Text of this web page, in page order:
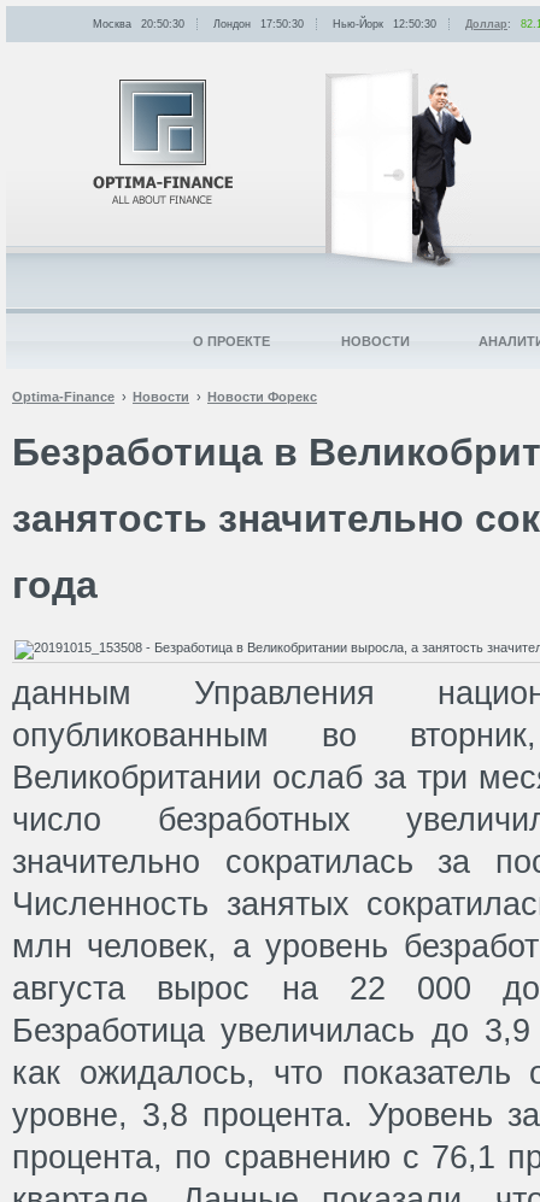
Optima-Finance Новости Новости Форекс
Безработица в
занятость значительно
года
данным Управления
опубликованным во
Великобритании ослаб за три
число безработных
значительно сократилась за
Численность занятых
млн человек, а уровень
августа вырос на 22 000
Безработица увеличилась до
как ожидалось, что показатель
уровне, 3,8 процента. Уровень
процента, по сравнению с 76,1
Москва 20:50:30 Лондон 17:50:30 Нью-Йорк 12:50:30 Доллар:
О ПРОЕКТЕ НОВОСТИ